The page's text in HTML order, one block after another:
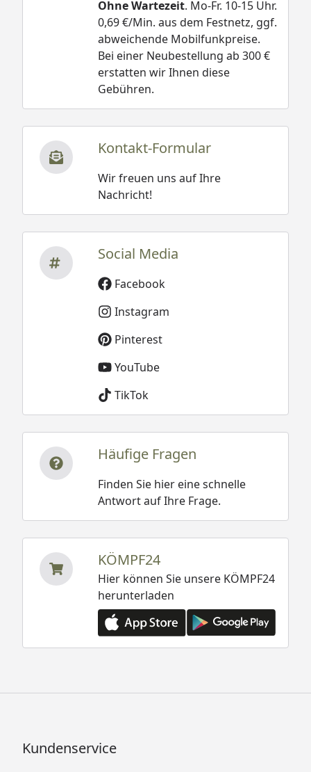
Ohne Wartezeit. Mo-Fr. 10-15 Uhr.
0,69 €/Min. aus dem Festnetz, ggf.
abweichende Mobilfunkpreise.
Bei einer Neubestellung ab 300 €
erstatten wir Ihnen diese
Gebühren.
Kontakt-Formular
Wir freuen uns auf Ihre
Nachricht!
Social Media
Facebook
Instagram
Pinterest
YouTube
TikTok
Häufige Fragen
Finden Sie hier eine schnelle
Antwort auf Ihre Frage.
KÖMPF24
Hier können Sie unsere KÖMPF24
herunterladen
Kundenservice